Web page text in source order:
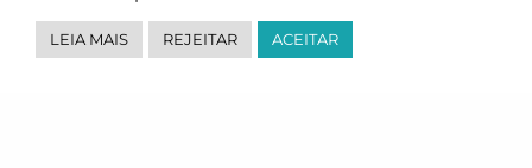
Siga-nos
LEIA MAIS REJEITAR ACEITAR